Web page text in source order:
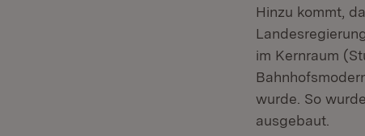
Hinzu kommt,
im Kernraum
wurde. So
ausgebaut.